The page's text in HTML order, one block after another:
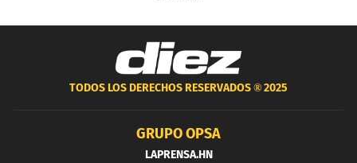
TODOS LOS DERECHOS RESERVADOS ®2025
GRUPO OPSA
LAPRENSA.HN